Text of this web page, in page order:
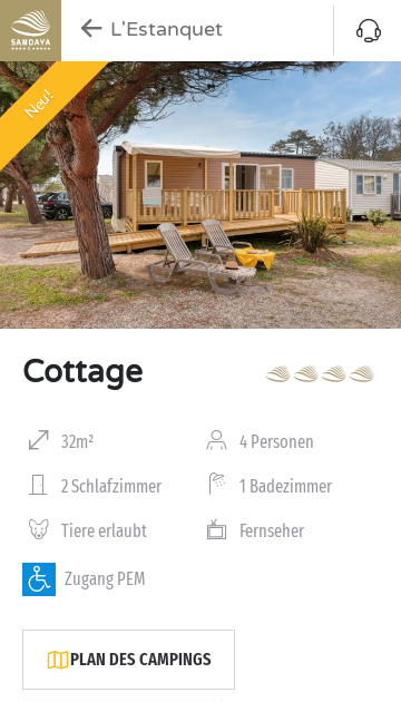
L'Estanquet
Neu!
Cottage
32m² 4 Personen
2 Schlafzimmer 1 Badezimmer
Tiere erlaubt Fernseher
Zugang PEM
PLAN DES CAMPINGS